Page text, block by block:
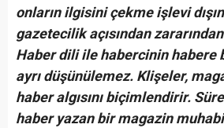
onların ilgisini çekme işlevi
gazetecilik açısından
Haber dili ile habercinin habere
ayrı düşünülemez. Klişeler,
haber algısını biçimlendirir.
haber yazan bir magazin